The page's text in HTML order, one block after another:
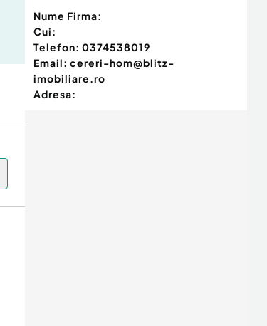
Nume Firma:
Cui:
Telefon: 0374538019
Email: cereri-hom@blitz-
imobiliare.ro
Adresa: